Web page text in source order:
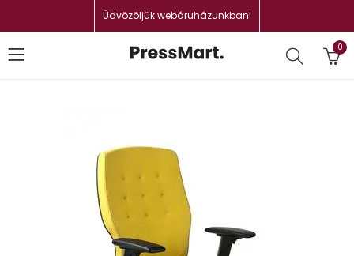
Üdvözöljük webáruházunkban!
0